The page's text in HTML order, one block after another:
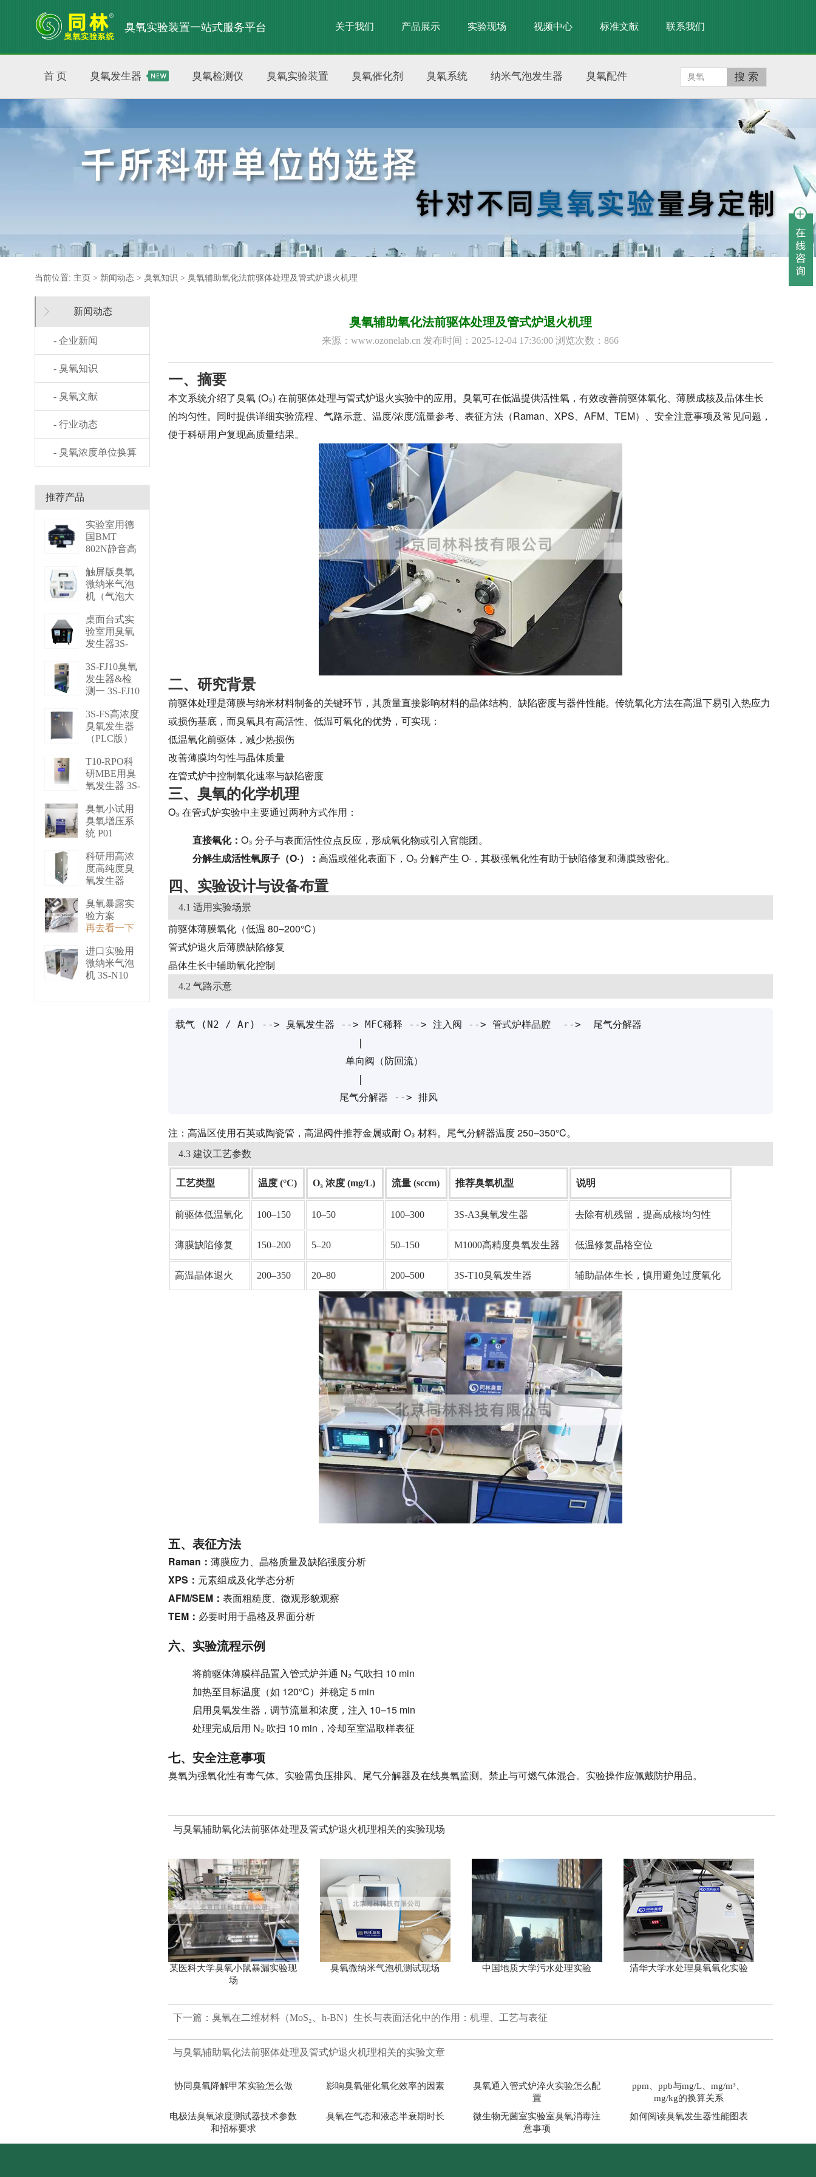
臭氧实验装置一站式服务平台 关于我们 产品展示 实验现场 视频中心 标准文献 联系我们
首 页 臭氧发生器 臭氧检测仪 臭氧实验装置 臭氧催化剂 臭氧系统 纳米气泡发生器 臭氧配件
当前位置: 主页 > 新闻动态> 臭氧知识 > 臭氧辅助氧化法前驱体处理及管式炉退火机理
新闻动态
- 企业新闻
- 臭氧知识
- 臭氧文献
- 行业动态
- 臭氧浓度单位换算
推荐产品
实验室用德
国BMT
802N静音高
802N
再去看一下
触屏版臭氧
微纳米气泡
机（气泡大
－N2
再去看一下
桌面台式实
验室用臭氧
发生器3S-
再去看一下
3S-FJ10臭氧
发生器&检
测一 3S-FJ10
3S-FS高浓度
臭氧发生器
（PLC版）
再去看一下
T10-RPO科
研MBE用臭
氧发生器 3S-
再去看一下
臭氧小试用
臭氧增压系
统 P01
科研用高浓
度高纯度臭
氧发生器
3S-B50
再去看一下
臭氧暴露实
验方案
再去看一下
进口实验用
微纳米气泡
机 3S-N10
臭氧辅助氧化法前驱体处理及管式炉退火机理
来源：www.ozonelab.cn 发布时间：2025-12-04 17:36:00 浏览次数： 866
一、摘要
本文系统介绍了臭氧 (O₃) 在前驱体处理与管式炉退火实验中的应用。臭氧可在低温提供活性氧，有效改善前驱体氧化、薄膜成核及晶体生长
的均匀性。同时提供详细实验流程、气路示意、温度/浓度/流量参考、表征方法（Raman、XPS、AFM、TEM）、安全注意事项及常见问题，
便于科研用户复现高质量结果。
二、研究背景
前驱体处理是薄膜与纳米材料制备的关键环节，其质量直接影响材料的晶体结构、缺陷密度与器件性能。传统氧化方法在高温下易引入热应力
或损伤基底，而臭氧具有高活性、低温可氧化的优势，可实现：
低温氧化前驱体，减少热损伤
改善薄膜均匀性与晶体质量
在管式炉中控制氧化速率与缺陷密度
三、臭氧的化学机理
O₃ 在管式炉实验中主要通过两种方式作用：
直接氧化： O₃ 分子与表面活性位点反应，形成氧化物或引入官能团。
分解生成活性氧原子（O·）： 高温或催化表面下，O₃ 分解产生 O·，其极强氧化性有助于缺陷修复和薄膜致密化。
四、实验设计与设备布置
4.1 适用实验场景
前驱体薄膜氧化（低温 80–200°C）
管式炉退火后薄膜缺陷修复
晶体生长中辅助氧化控制
4.2 气路示意
载气 (N2 / Ar) --> 臭氧发生器 --> MFC稀释 --> 注入阀 --> 管式炉样品腔  -->  尾气分解器
|
单向阀（防回流）
|
尾气分解器 --> 排风
注：高温区使用石英或陶瓷管，高温阀件推荐金属或耐 O₃ 材料。尾气分解器温度 250–350°C。
4.3 建议工艺参数
工艺类型 温度 (°C) O₃ 浓度 (mg/L) 流量 (sccm) 推荐臭氧机型 说明
前驱体低温氧化 100–150 10–50 100–300 3S-A3臭氧发生器 去除有机残留，提高成核均匀性
薄膜缺陷修复 150–200 5–20 50–150 M1000高精度臭氧发生器 低温修复晶格空位
高温晶体退火 200–350 20–80 200–500 3S-T10臭氧发生器 辅助晶体生长，慎用避免过度氧化
五、表征方法
Raman： 薄膜应力、晶格质量及缺陷强度分析
XPS： 元素组成及化学态分析
AFM/SEM： 表面粗糙度、微观形貌观察
TEM： 必要时用于晶格及界面分析
六、实验流程示例
将前驱体薄膜样品置入管式炉并通 N₂ 气吹扫 10 min
加热至目标温度（如 120°C）并稳定 5 min
启用臭氧发生器，调节流量和浓度，注入 10–15 min
处理完成后用 N₂ 吹扫 10 min，冷却至室温取样表征
七、安全注意事项
臭氧为强氧化性有毒气体。实验需负压排风、尾气分解器及在线臭氧监测。禁止与可燃气体混合。实验操作应佩戴防护用品。
与臭氧辅助氧化法前驱体处理及管式炉退火机理相关的实验现场
某医科大学臭氧小鼠暴漏实验现
场
臭氧微纳米气泡机测试现场 中国地质大学污水处理实验 清华大学水处理臭氧氧化实验
下一篇：臭氧在二维材料（MoS₂、h-BN）生长与表面活化中的作用：机理、工艺与表征
与臭氧辅助氧化法前驱体处理及管式炉退火机理相关的实验文章
协同臭氧降解甲苯实验怎么做 影响臭氧催化氧化效率的因素
臭氧通入管式炉淬火实验怎么配
置
ppm、ppb与mg/L、mg/m³、
mg/kg的换算关系
电极法臭氧浓度测试器技术参数
和招标要求
臭氧在气态和液态半衰期时长
微生物无菌室实验室臭氧消毒注
意事项
如何阅读臭氧发生器性能图表